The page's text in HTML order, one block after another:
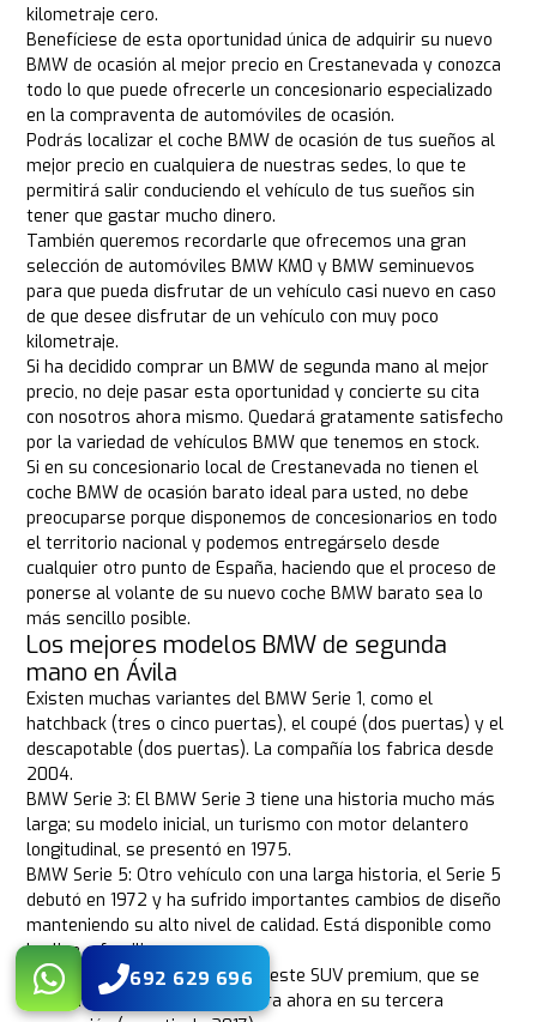
kilometraje cero.
Benefíciese de esta oportunidad única de adquirir su nuevo
BMW de ocasión al mejor precio en Crestanevada y conozca
todo lo que puede ofrecerle un concesionario especializado
en la compraventa de automóviles de ocasión.
Podrás localizar el coche BMW de ocasión de tus sueños al
mejor precio en cualquiera de nuestras sedes, lo que te
permitirá salir conduciendo el vehículo de tus sueños sin
tener que gastar mucho dinero.
También queremos recordarle que ofrecemos una gran
selección de automóviles BMW KM0 y BMW seminuevos
para que pueda disfrutar de un vehículo casi nuevo en caso
de que desee disfrutar de un vehículo con muy poco
kilometraje.
Si ha decidido comprar un BMW de segunda mano al mejor
precio, no deje pasar esta oportunidad y concierte su cita
con nosotros ahora mismo. Quedará gratamente satisfecho
por la variedad de vehículos BMW que tenemos en stock.
Si en su concesionario local de Crestanevada no tienen el
coche BMW de ocasión barato ideal para usted, no debe
preocuparse porque disponemos de concesionarios en todo
el territorio nacional y podemos entregárselo desde
cualquier otro punto de España, haciendo que el proceso de
ponerse al volante de su nuevo coche BMW barato sea lo
más sencillo posible.
Los mejores modelos BMW de segunda
mano en Ávila
Existen muchas variantes del BMW Serie 1, como el
hatchback (tres o cinco puertas), el coupé (dos puertas) y el
descapotable (dos puertas). La compañía los fabrica desde
2004.
BMW Serie 3: El BMW Serie 3 tiene una historia mucho más
larga; su modelo inicial, un turismo con motor delantero
longitudinal, se presentó en 1975.
BMW Serie 5: Otro vehículo con una larga historia, el Serie 5
debutó en 1972 y ha sufrido importantes cambios de diseño
manteniendo su alto nivel de calidad. Está disponible como
berlina o familiar.
BMW X3: La iteración inicial de este SUV premium, que se
presentó en 2003, se encuentra ahora en su tercera
692 629 696